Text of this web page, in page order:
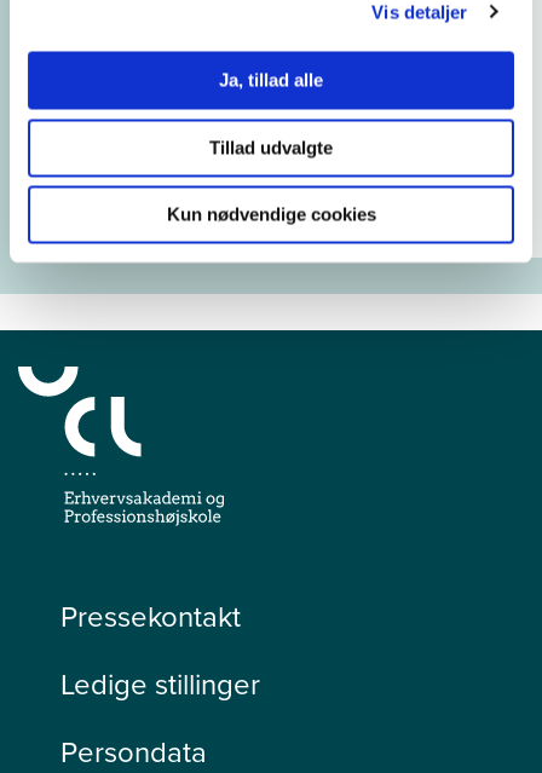
Vis detaljer
Ja, tillad alle
Tillad udvalgte
Kun nødvendige cookies
Pressekontakt
Ledige stillinger
Persondata